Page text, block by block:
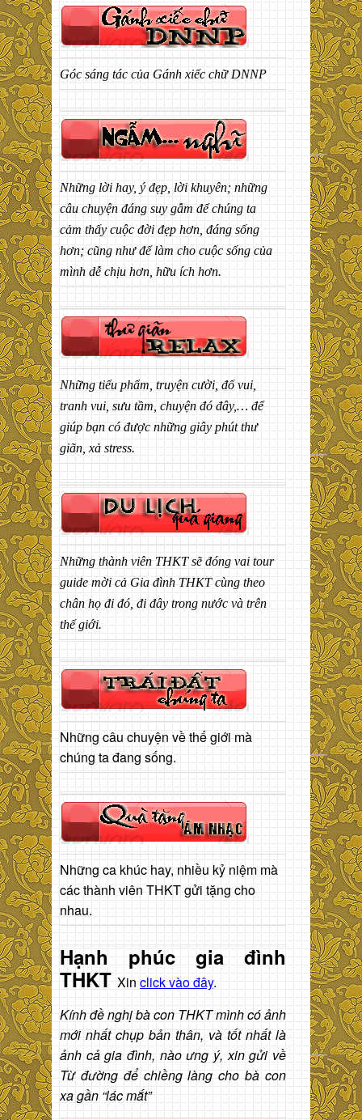
Góc sáng tác của Gánh xiếc chữ DNNP
Những lời hay, ý đẹp, lời khuyên; những
câu chuyện đáng suy gẫm để chúng ta
cảm thấy cuộc đời đẹp hơn, đáng sống
hơn; cũng như để làm cho cuộc sống của
mình dễ chịu hơn, hữu ích hơn.
Những tiểu phẩm, truyện cười, đố vui,
tranh vui, sưu tầm, chuyện đó đây,… để
giúp bạn có được những giây phút thư
giãn, xả stress.
Những thành viên THKT sẽ đóng vai tour
guide mời cả Gia đình THKT cùng theo
chân họ đi đó, đi đây trong nước và trên
thế giới.
Những câu chuyện về thế giới mà
chúng ta đang sống.
Những ca khúc hay, nhiều kỷ niệm mà
các thành viên THKT gửi tặng cho
nhau.
Hạnh phúc gia đình
THKT Xin click vào đây.
Kính đề nghị bà con THKT mình có ảnh
mới nhất chụp bản thân, và tốt nhất là
ảnh cả gia đình, nào ưng ý, xin gửi về
Từ đường để chiềng làng cho bà con
xa gần “lác mắt”